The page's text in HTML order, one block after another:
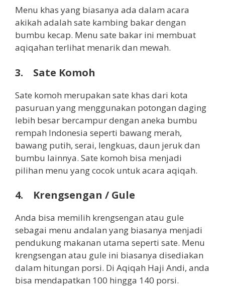
Menu khas yang biasanya ada dalam acara
akikah adalah sate kambing bakar dengan
bumbu kecap. Menu sate bakar ini membuat
aqiqahan terlihat menarik dan mewah.
3. Sate Komoh
Sate komoh merupakan sate khas dari kota
pasuruan yang menggunakan potongan daging
lebih besar bercampur dengan aneka bumbu
rempah Indonesia seperti bawang merah,
bawang putih, serai, lengkuas, daun jeruk dan
bumbu lainnya. Sate komoh bisa menjadi
pilihan menu yang cocok untuk acara aqiqah.
4. Krengsengan / Gule
Anda bisa memilih krengsengan atau gule
sebagai menu andalan yang biasanya menjadi
pendukung makanan utama seperti sate. Menu
krengsengan atau gule ini biasanya disediakan
dalam hitungan porsi. Di Aqiqah Haji Andi, anda
bisa mendapatkan 100 hingga 140 porsi.